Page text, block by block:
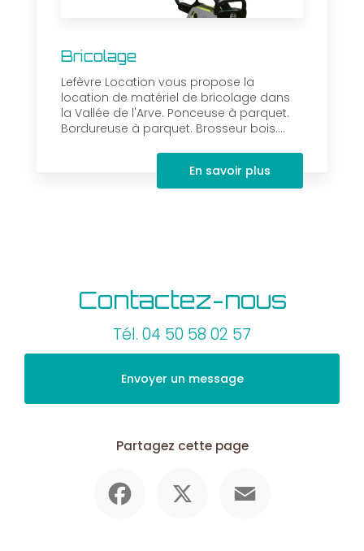
Bricolage
Lefèvre Location vous propose la
location de matériel de bricolage dans
la Vallée de l'Arve. Ponceuse à parquet.
Bordureuse à parquet. Brosseur bois....
En savoir plus
Contactez-nous
Tél. 04 50 58 02 57
Envoyer un message
Partagez cette page